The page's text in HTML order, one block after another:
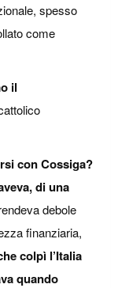
spesso
come
il
con Cossiga?
di una
debole
finanziaria,
colpì l’Italia
quando